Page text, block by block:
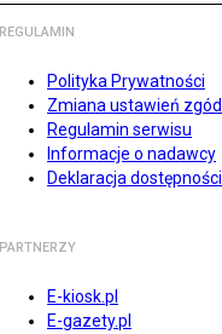
REGULAMIN
Polityka Prywatności
Zmiana ustawień zgód
Regulamin serwisu
Informacje o nadawcy
Deklaracja dostępności
PARTNERZY
E-kiosk.pl
E-gazety.pl